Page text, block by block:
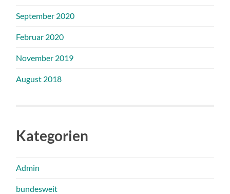
September 2020
Februar 2020
November 2019
August 2018
Kategorien
Admin
bundesweit